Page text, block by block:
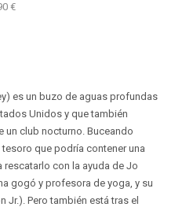
€
es un buzo de aguas profundas
Unidos y que también
un club nocturno. Buceando
que podría contener una
con la ayuda de Jo
gogó y profesora de yoga, y su
Jr.). Pero también está tras el